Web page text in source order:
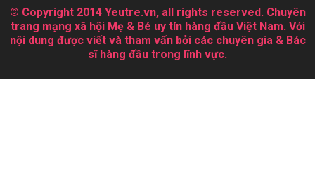
© Copyright 2014 Yeutre.vn, all rights reserved. Chuyên
trang mạng xã hội Mẹ & Bé uy tín hàng đầu Việt Nam. Với
nội dung được viết và tham vấn bởi các chuyên gia & Bác
sĩ hàng đầu trong lĩnh vực.